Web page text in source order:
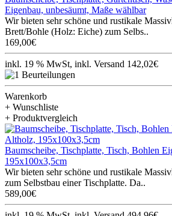
Eigenbau, unbesäumt, Maße wählbar
Wir bieten sehr schöne und rustikale
Brett/Bohle (Holz: Eiche) zum Selbs..
169,00€
inkl. 19 % MwSt, inkl. Versand 142,02€
Warenkorb
+ Wunschliste
+ Produktvergleich
Baumscheibe, Tischplatte, Tisch, Bohlen
195x100x3,5cm
Wir bieten sehr schöne und rustikale
zum Selbstbau einer Tischplatte. Da..
589,00€